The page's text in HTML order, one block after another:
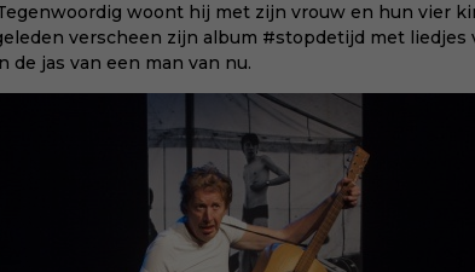
woont hij met zijn vrouw en hun vier
verscheen zijn album #stopdetijd met liedjes
de jas van een man van nu.